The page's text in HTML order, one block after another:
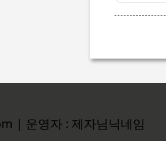
| 운영자 : 제자님닉네임